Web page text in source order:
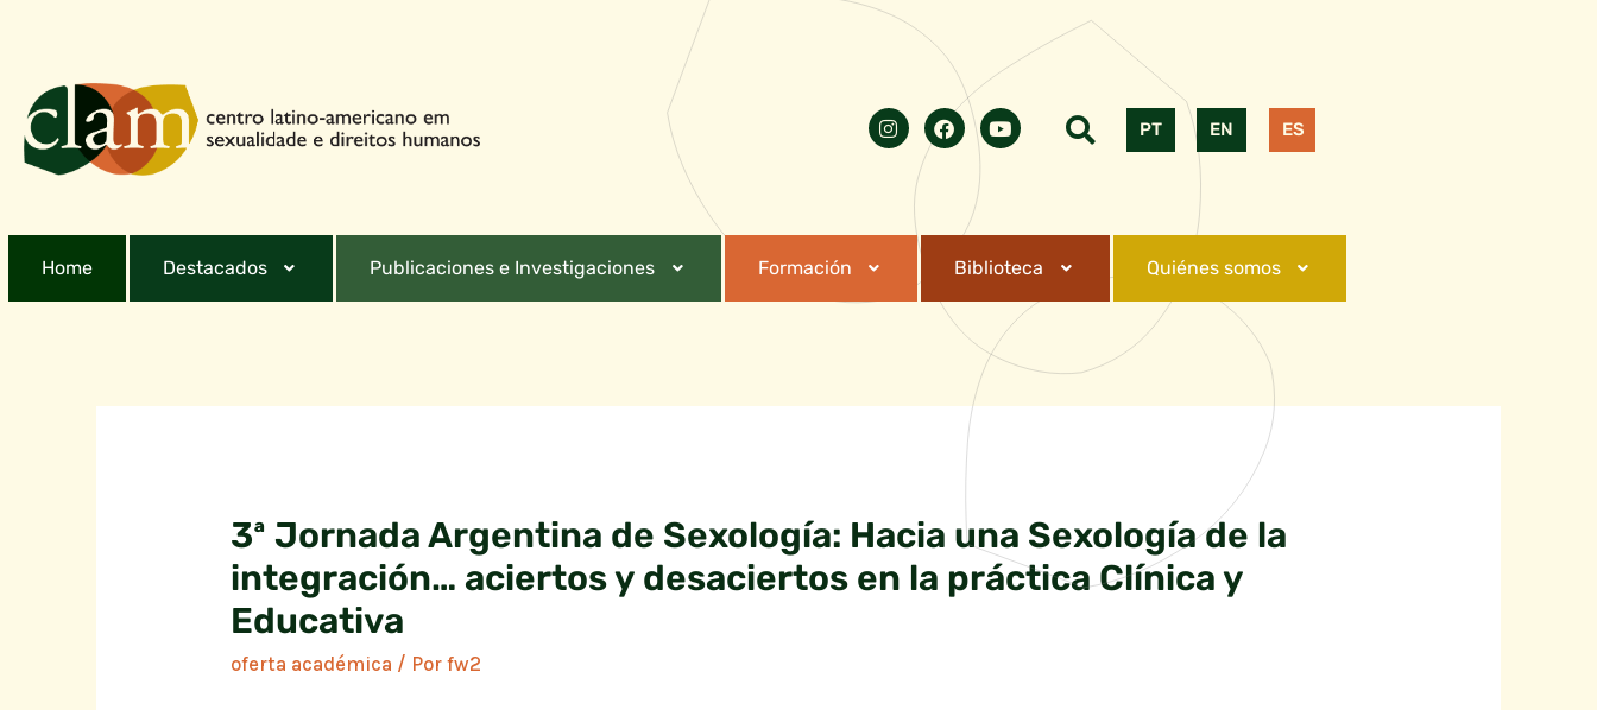
PT EN ES
Home Destacados Publicaciones e Investigaciones Formación Biblioteca Quiénes somos
3ª Jornada Argentina de Sexología: Hacia una Sexología de la
integración… aciertos y desaciertos en la práctica Clínica y
Educativa
oferta académica / Porfw2